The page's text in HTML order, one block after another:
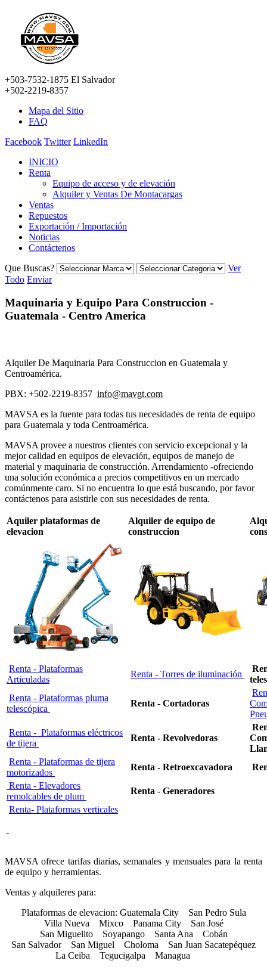
+503-7532-1875 El Salvador
+502-2219-8357
Mapa del Sitio
FAQ
Facebook Twitter LinkedIn
INICIO
Renta
Equipo de acceso y de elevación
Alquiler y Ventas De Montacargas
Ventas
Repuestos
Exportación / Importación
Noticias
Contáctenos
Que Buscas?
Ver
Todo Enviar
Maquinaria y Equipo Para Construccion -
Guatemala - Centro America
Alquiler De Maquinaria Para Construccion en Guatemala y
Centroamérica.
PBX: +502-2219-8357 info@mavgt.com
MAVSA es la fuente para todas tus necesidades de renta de equipo
para Guatemala y toda Centroamérica.
MAVSA provee a nuestros clientes con servicio excepcional y la
mejor calidad en equipos de elevación, equipos de manejo de
material y maquinaria de construcción. Arrendamiento -ofreciendo
una solución económica a precios competitivos en un mercado
comúnmente caro. Si no encuentra lo que está buscando, por favor
contáctenos para asistirle con sus necesidades de renta.
Aquiler plataformas de
elevacion
Alquiler de equipo de
construccion
Renta - Plataformas
Articuladas
Renta - Torres de iluminación
Renta - Plataformas pluma
telescópica
Renta - Cortadoras
Renta - Plataformas eléctricos
de tijera
Renta - Revolvedoras
Renta - Plataformas de tijera
motorizados
Renta - Retroexcavadora
Renta - Elevadores
remolcables de plum
Renta - Generadores
Renta- Plataformas verticales
MAVSA ofrece tarifas diarias, semanales y mensuales para la renta
de equipo y herramientas.
Ventas y alquileres para:
Plataformas de elevacion: Guatemala City San Pedro Sula
Villa Nueva Mixco Panama City San José
San Miguelito Soyapango Santa Ana Cobán
San Salvador San Miguel Choloma San Juan Sacatepéquez
La Ceiba Tegucigalpa Managua